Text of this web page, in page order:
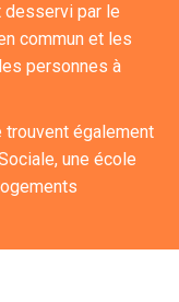
par le
commun et les
personnes à
également
une école
vous intéresse